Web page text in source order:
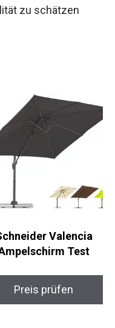
zu schätzen
Valencia
Test
Preis prüfen